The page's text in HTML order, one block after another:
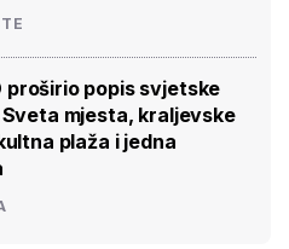
proširio popis svjetske
mjesta, kraljevske
plaža i jedna